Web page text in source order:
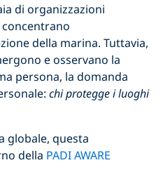
di organizzazioni
della marina. Tuttavia,
e osservano la
persona, la domanda
chi protegge i luoghi
globale, questa
della PADI AWARE